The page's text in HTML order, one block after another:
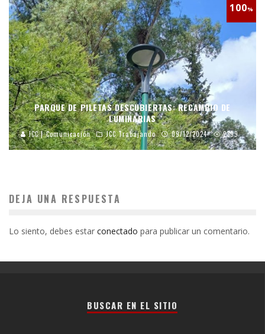
100%
PARQUE DE PILETAS DESCUBIERTAS: RECAMBIO DE
LUMINARIAS
JCC | Comunicación JCC Trabajando 09/12/2024 2399
DEJA UNA RESPUESTA
Lo siento, debes estar conectado para publicar un comentario.
BUSCAR EN EL SITIO